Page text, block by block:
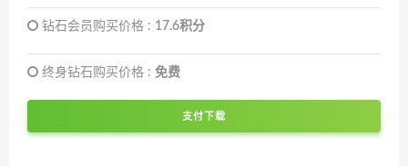
钻石会员购买价格 : 17.6积分
终身钻石购买价格 : 免费
支付下载